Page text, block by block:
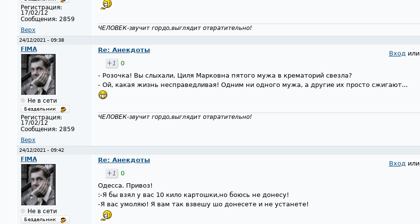
Регистрация:
17/02/12
Сообщения: 2859
Верх
ЧЕЛОВЕК-звучит гордо,выглядит отвратительно!
24/12/2021 - 09:38
FIMA
Не в сети
Регистрация:
17/02/12
Сообщения: 2859
Верх
Вход или
Re: Анекдоты
+1
0
- Розочка! Вы слыхали, Циля Марковна пятого мужа в крематорий свезла?
- Ой, какая жизнь несправедливая! Одним ни одного мужа, а другие их просто сжигают...
ЧЕЛОВЕК-звучит гордо,выглядит отвратительно!
24/12/2021 - 09:42
FIMA
Не в сети
Входили
Re: Анекдоты
+1
0
Одесса. Привоз!
:-Я бы взял у вас 10 кило картошки,но боюсь не донесу!
-Я вас умоляю! Я вам так взвешу шо донесете и не устанете!